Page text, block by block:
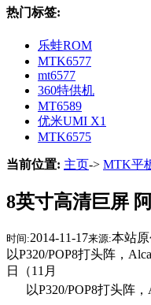
热门标签:
乐蛙ROM
MTK6577
mt6577
360特供机
MT6589
优米UMI X1
MTK6575
当前位置: 主页-> MTK平
8英寸高清巨屏
时间:2014-11-17来源:本站原
以P320/POP8打头阵，
日（11月
以P320/POP8打头阵